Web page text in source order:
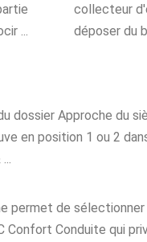
...
collecteur
déposer du
dossier Approche du
en position 1 ou 2
permet de
Confort Conduite qui